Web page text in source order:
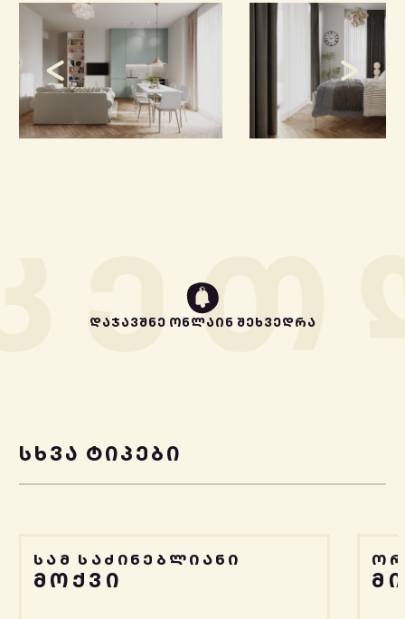
ᲓᲐᲯᲐᲕᲨᲜᲔ ᲝᲜᲚᲐᲘᲜ ᲨᲔᲮᲕᲔᲓᲠᲐ
ᲡᲮᲕᲐ ᲢᲘᲞᲔᲑᲘ
ᲡᲐᲛ ᲡᲐᲫᲘᲜᲔᲑᲚᲘᲐᲜᲘ
ᲛᲝᲥᲕᲘ
ᲝᲠ